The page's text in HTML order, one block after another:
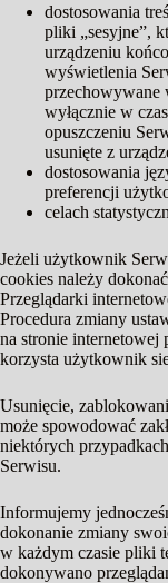
dostosowania
pliki „sesyjne”,
urządzeniu
wyświetlenia
przechowywane
wyłącznie w
opuszczeniu
usunięte z
dostosowania
preferencji
celach
Jeżeli użytkownik
cookies należy
Przeglądarki
Procedura zmiany
na stronie internetowej
korzysta użytkownik
Usunięcie,
może spowodować
niektórych
Serwisu.
Informujemy
dokonanie zmiany
w każdym czasie pliki
dokonywano